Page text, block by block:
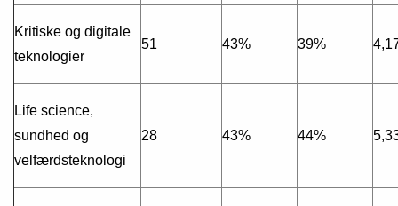
Kritiske og digitale
teknologier
51 43% 39%
Life science,
sundhed og
velfærdsteknologi
28 43% 44%